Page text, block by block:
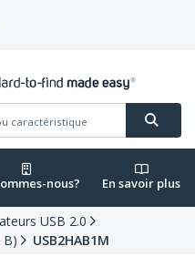
nous? En savoir plus
USB 2.0
B)
USB2HAB1M